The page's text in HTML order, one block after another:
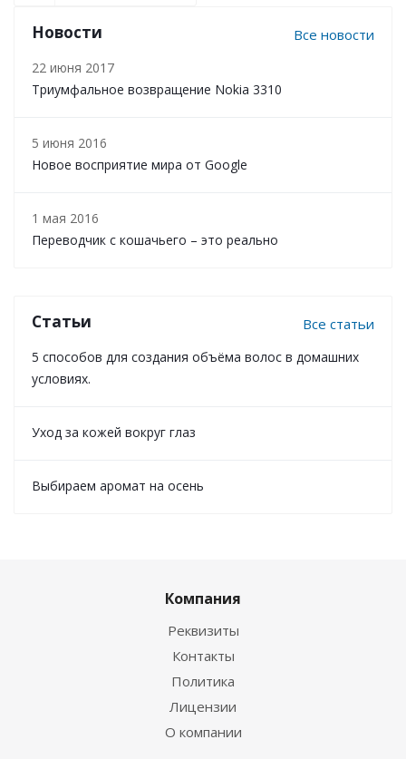
Новости Все новости
22 июня 2017
Триумфальное возвращение Nokia 3310
5 июня 2016
Новое восприятие мира от Google
1 мая 2016
Переводчик с кошачьего – это реально
Статьи Все статьи
5 способов для создания объёма волос в домашних
условиях.
Уход за кожей вокруг глаз
Выбираем аромат на осень
Компания
Реквизиты
Контакты
Политика
Лицензии
О компании